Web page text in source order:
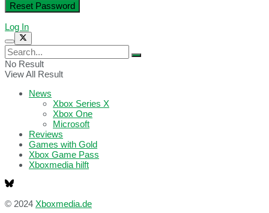
Log In
No Result
View All Result
News
Xbox Series X
Xbox One
Microsoft
Reviews
Games with Gold
Xbox Game Pass
Xboxmedia hilft
© 2024 Xboxmedia.de